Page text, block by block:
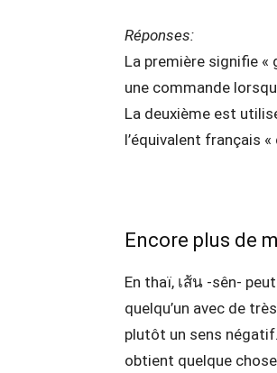
Réponses:
La première signifie «
une commande
La deuxième est
l’équivalent français «
Encore plus de
En thaï, เส้น -sên-
quelqu’un avec de
plutôt un sens
obtient quelque